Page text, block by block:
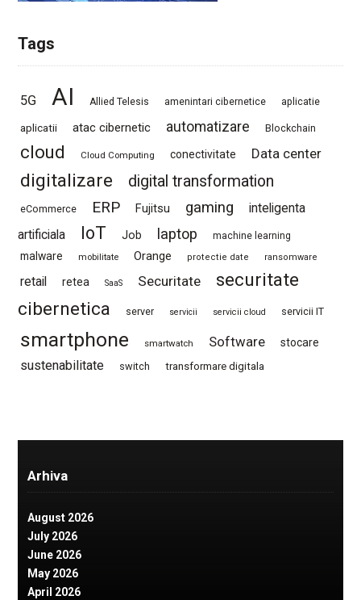
Tags
5G AI Allied Telesis amenintari cibernetice aplicatie
aplicatii atac cibernetic automatizare Blockchain
cloud Cloud Computing conectivitate Data center
digitalizare digital transformation
eCommerce ERP Fujitsu gaming
inteligenta
artificiala
IoT Job laptop machine learning
malware mobilitate Orange protectie date ransomware
retail retea SaaS Securitate
securitate
cibernetica
server servicii servicii cloud servicii IT
smartphone smartwatch Software stocare
sustenabilitate switch transformare digitala
Arhiva
August 2026
July 2026
June 2026
May 2026
April 2026